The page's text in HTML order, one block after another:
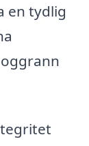
en tydlig